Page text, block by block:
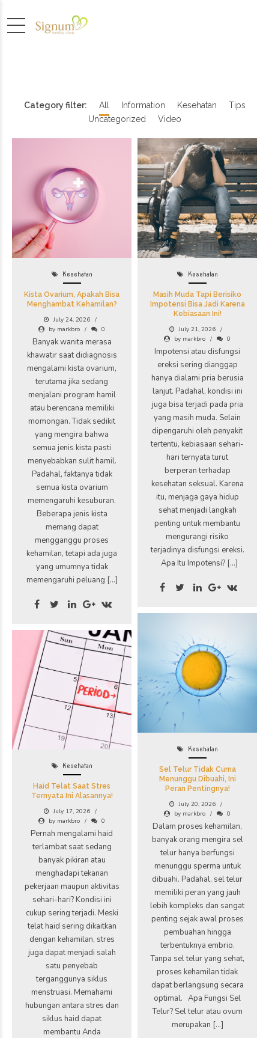
Category filter: All Information Kesehatan
Tips
Uncategorized
Video
Kesehatan
Kista Ovarium, Apakah Bisa
Menghambat Kehamilan?
July 24, 2026
by markbro
0
Banyak wanita merasa
khawatir saat didiagnosis
mengalami kista ovarium,
terutama jika sedang
menjalani program hamil
atau berencana memiliki
momongan. Tidak sedikit
yang mengira bahwa
semua jenis kista pasti
menyebabkan sulit hamil.
Padahal, faktanya tidak
semua kista ovarium
memengaruhi kesuburan.
Beberapa jenis kista
memang dapat
mengganggu proses
kehamilan, tetapi ada juga
yang umumnya tidak
memengaruhi peluang […]
Kesehatan
Masih Muda Tapi Berisiko
Impotensi Bisa Jadi Karena
Kebiasaan Ini!
July 21, 2026
by markbro
0
Impotensi atau disfungsi
ereksi sering dianggap
hanya dialami pria berusia
lanjut. Padahal, kondisi ini
juga bisa terjadi pada pria
yang masih muda. Selain
dipengaruhi oleh penyakit
tertentu, kebiasaan sehari-
hari ternyata turut
berperan terhadap
kesehatan seksual. Karena
itu, menjaga gaya hidup
sehat menjadi langkah
penting untuk membantu
mengurangi risiko
terjadinya disfungsi ereksi.
Apa Itu Impotensi? […]
Kesehatan
Sel Telur Tidak Cuma
Menunggu Dibuahi, Ini
Peran Pentingnya!
July 20, 2026
by markbro
0
Dalam proses kehamilan,
banyak orang mengira sel
telur hanya berfungsi
menunggu sperma untuk
dibuahi. Padahal, sel telur
memiliki peran yang jauh
lebih kompleks dan sangat
penting sejak awal proses
pembuahan hingga
terbentuknya embrio.
Tanpa sel telur yang sehat,
proses kehamilan tidak
dapat berlangsung secara
optimal. Apa Fungsi Sel
Telur? Sel telur atau ovum
merupakan […]
Kesehatan
Haid Telat Saat Stres
Ternyata Ini Alasannya!
July 17, 2026
by markbro
0
Pernah mengalami haid
terlambat saat sedang
banyak pikiran atau
menghadapi tekanan
pekerjaan maupun aktivitas
sehari-hari? Kondisi ini
cukup sering terjadi. Meski
telat haid sering dikaitkan
dengan kehamilan, stres
juga dapat menjadi salah
satu penyebab
terganggunya siklus
menstruasi. Memahami
hubungan antara stres dan
siklus haid dapat
membantu Anda